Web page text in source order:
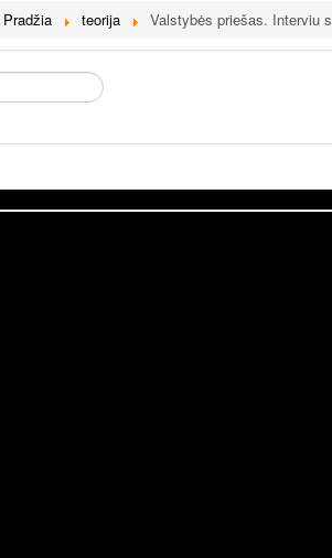
Pradžia teorija Valstybės priešas. Interviu